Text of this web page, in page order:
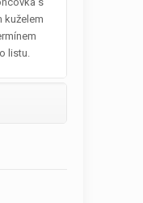
kuželem
listu.